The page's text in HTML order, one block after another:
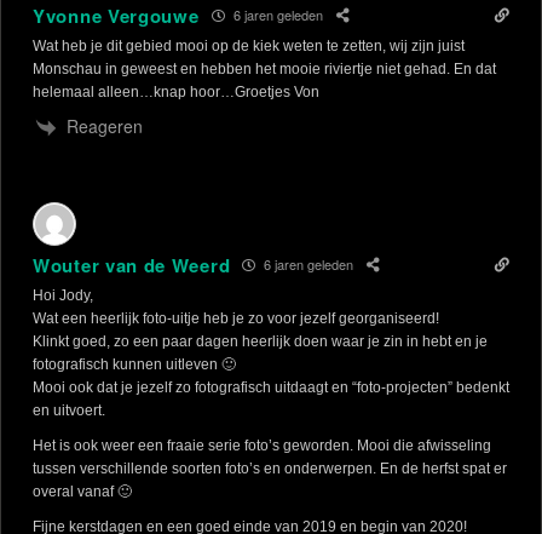
Yvonne Vergouwe 6 jaren geleden
Wat heb je dit gebied mooi op de kiek weten te zetten, wij zijn juist
Monschau in geweest en hebben het mooie riviertje niet gehad. En dat
helemaal alleen…knap hoor…Groetjes Von
Reageren
Wouter van de Weerd 6 jaren geleden
Hoi Jody,
Wat een heerlijk foto-uitje heb je zo voor jezelf georganiseerd!
Klinkt goed, zo een paar dagen heerlijk doen waar je zin in hebt en je
fotografisch kunnen uitleven 🙂
Mooi ook dat je jezelf zo fotografisch uitdaagt en “foto-projecten” bedenkt
en uitvoert.
Het is ook weer een fraaie serie foto’s geworden. Mooi die afwisseling
tussen verschillende soorten foto’s en onderwerpen. En de herfst spat er
overal vanaf 🙂
Fijne kerstdagen en een goed einde van 2019 en begin van 2020!